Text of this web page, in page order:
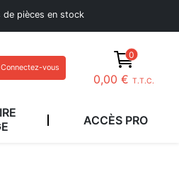
de pièces en stock
Connectez-vous
0
0,00 € T.T.C.
ACCÈS PRO